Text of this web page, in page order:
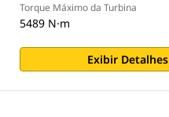
Torque Máximo da Turbina
5489 N·m
Exibir Detalhes